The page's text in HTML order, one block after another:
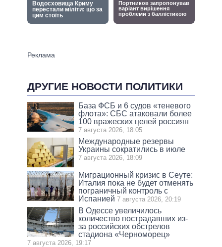
ДРУГИЕ НОВОСТИ ПОЛИТИКИ
База ФСБ и 6 судов «теневого
флота»: СБС атаковали более
100 вражеских целей россиян
7 августа 2026, 18:05
Международные резервы
Украины сократились в июле
7 августа 2026, 18:09
Миграционный кризис в Сеуте:
Италия пока не будет отменять
пограничный контроль с
Испанией 7 августа 2026, 20:19
В Одессе увеличилось
количество пострадавших из-
за российских обстрелов
стадиона «Черноморец»
7 августа 2026, 19:17